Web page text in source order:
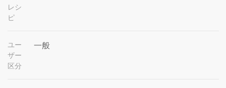
レシ
ピ
ユー
ザー
区分
一般